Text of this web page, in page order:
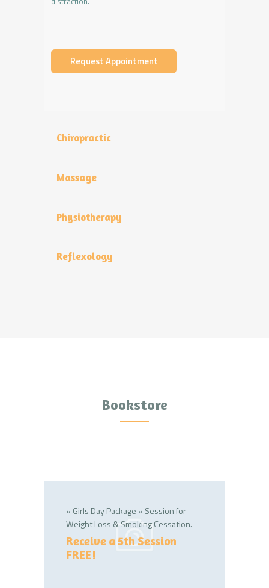
Request Appointment
Chiropractic
Massage
Physiotherapy
Reflexology
Bookstore
« Girls Day Package » Session for
Weight Loss & Smoking Cessation.
Receive a 5th Session
FREE!